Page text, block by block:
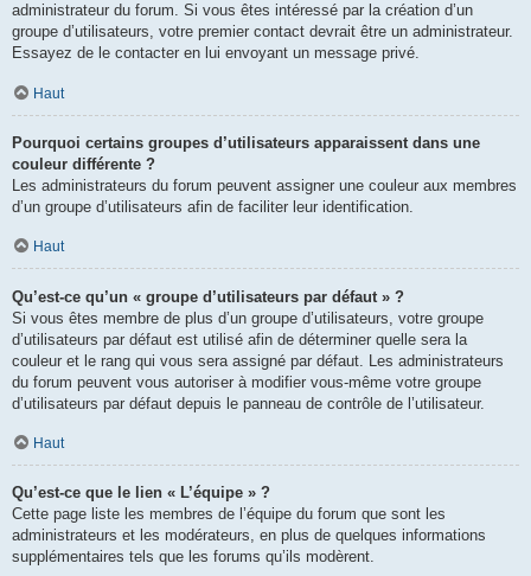
administrateur du forum. Si vous êtes intéressé par la création d’un
groupe d’utilisateurs, votre premier contact devrait être un administrateur.
Essayez de le contacter en lui envoyant un message privé.
Haut
Pourquoi certains groupes d’utilisateurs apparaissent dans une
couleur différente ?
Les administrateurs du forum peuvent assigner une couleur aux membres
d’un groupe d’utilisateurs afin de faciliter leur identification.
Haut
Qu’est-ce qu’un « groupe d’utilisateurs par défaut » ?
Si vous êtes membre de plus d’un groupe d’utilisateurs, votre groupe
d’utilisateurs par défaut est utilisé afin de déterminer quelle sera la
couleur et le rang qui vous sera assigné par défaut. Les administrateurs
du forum peuvent vous autoriser à modifier vous-même votre groupe
d’utilisateurs par défaut depuis le panneau de contrôle de l’utilisateur.
Haut
Qu’est-ce que le lien « L’équipe » ?
Cette page liste les membres de l’équipe du forum que sont les
administrateurs et les modérateurs, en plus de quelques informations
supplémentaires tels que les forums qu’ils modèrent.